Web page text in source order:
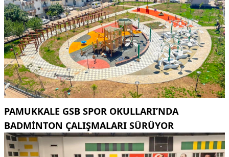
PAMUKKALE GSB SPOR OKULLARI’NDA
BADMINTON ÇALIŞMALARI SÜRÜYOR